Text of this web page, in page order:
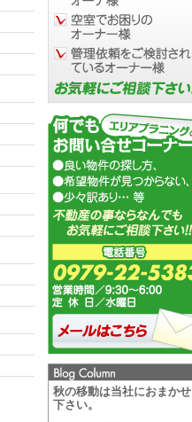
秋の移動は当社におまかせ
下さい。